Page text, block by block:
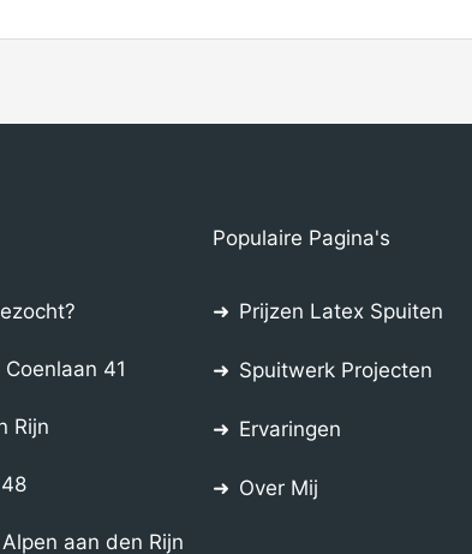
41
Rijn
aan den Rijn
Populaire Pagina's
Prijzen Latex Spuiten
Spuitwerk Projecten
Ervaringen
Over Mij